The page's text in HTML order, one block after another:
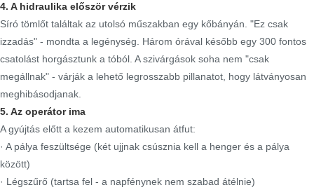
4. A hidraulika először vérzik
Síró tömlőt találtak az utolsó műszakban egy kőbányán. "Ez csak
izzadás" - mondta a legénység. Három órával később egy 300 fontos
csatolást horgásztunk a tóból. A szivárgások soha nem "csak
megállnak" - várják a lehető legrosszabb pillanatot, hogy látványosan
meghibásodjanak.
5. Az operátor ima
A gyújtás előtt a kezem automatikusan átfut:
· A pálya feszültsége (két ujjnak csúsznia kell a henger és a pálya
között)
· Légszűrő (tartsa fel - a napfénynek nem szabad átélnie)